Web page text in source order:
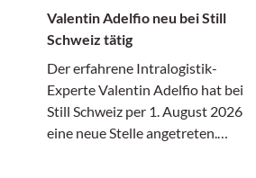
Valentin Adelfio neu bei Still
Schweiz tätig
Der erfahrene Intralogistik-
Experte Valentin Adelfio hat bei
Still Schweiz per 1. August 2026
eine neue Stelle angetreten.